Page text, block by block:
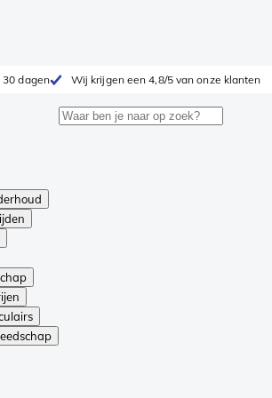
dagen Wij krijgen een 4,8/5 van onze klanten